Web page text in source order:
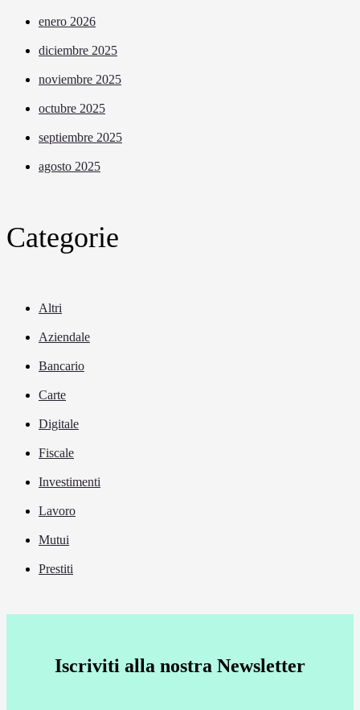
enero 2026
diciembre 2025
noviembre 2025
octubre 2025
septiembre 2025
agosto 2025
Categorie
Altri
Aziendale
Bancario
Carte
Digitale
Fiscale
Investimenti
Lavoro
Mutui
Prestiti
Iscriviti alla nostra Newsletter